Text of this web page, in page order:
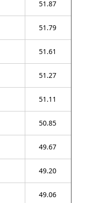
51.87
51.79
51.61
51.27
51.11
50.85
49.67
49.20
49.06